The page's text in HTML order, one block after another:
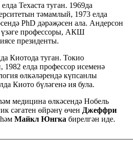
елда Техаста туган. 1969да
тәмамлый, 1973 елда
PhD дәрәҗәсен ала. Андерсон
үзәге профессоры, АКШ
президенты.
Киотода туган. Токио
елда профессор исеменә
өлкәләрендә күпсанлы
Киото бүләгенә ия була.
медицина өлкәсендә Нобель
сәгатен өйрәнү өчен Джеффри
һәм Майкл Юнгка бирелгән иде.